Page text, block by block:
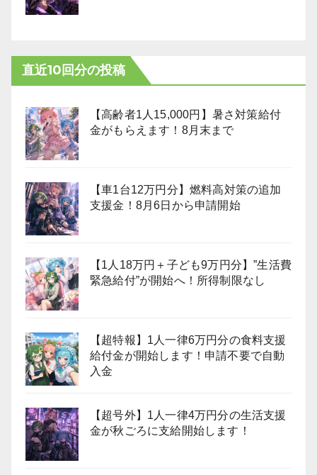
直近10回分の投稿
【高齢者1人15,000円】暑さ対策給付
金がもらえます！8月末まで
【車1台12万円分】燃料高対策の追加
支援金！8月6日から申請開始
【1人18万円＋子ども9万円分】”生活費
緊急給付”が開始へ！所得制限なし
【超特報】1人一律6万円分の食料支援
給付金が開始します！申請不要で自動
入金
【超号外】1人一律4万円分の生活支援
金が秋ごろに支給開始します！